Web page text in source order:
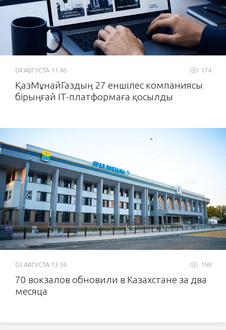
174
04 АВГУСТА 11:46
ҚазМұнайГаздың 27 еншілес компаниясы
бірыңғай IT-платформаға қосылды
198
03 АВГУСТА 13:36
70 вокзалов обновили в Казахстане за два
месяца